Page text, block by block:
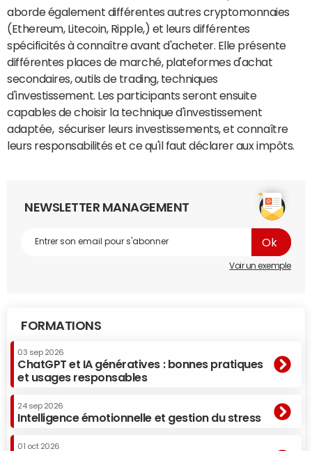
aborde également différentes autres cryptomonnaies
(Ethereum, Litecoin, Ripple,) et leurs différentes
spécificités à connaître avant d'acheter. Elle présente
différentes places de marché, plateformes d'achat
secondaires, outils de trading, techniques
d'investissement. Les participants seront ensuite
capables de choisir la technique d'investissement
adaptée, sécuriser leurs investissements, et connaître
leurs responsabilités et ce qu'il faut déclarer aux impôts.
NEWSLETTER MANAGEMENT
Voir un exemple
FORMATIONS
03 sep 2026
ChatGPT et IA génératives : bonnes pratiques
et usages responsables
24 sep 2026
Intelligence émotionnelle et gestion du stress
01 oct 2026